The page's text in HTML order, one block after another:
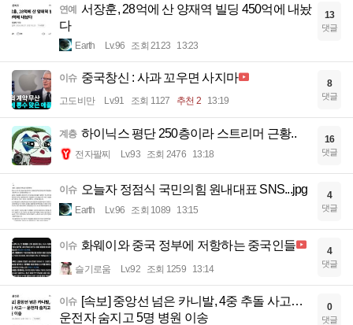
연예 서장훈, 28억에 산 양재역 빌딩 450억에 내놨
다
Earth Lv.96 조회 2123 13:23
13
댓글
이슈 중국창신 : 사과 꼬우면 사지마
고도비만 Lv.91 조회 1127 추천 2 13:19
8
댓글
계층 하이닉스 평단 250층이라 스트리머 근황..
전자팔찌 Lv.93 조회 2476 13:18
16
댓글
이슈 오늘자 정점식 국민의힘 원내대표 SNS...jpg
Earth Lv.96 조회 1089 13:15
4
댓글
이슈 화웨이와 중국 정부에 저항하는 중국인들
슬기로움 Lv.92 조회 1259 13:14
4
댓글
이슈 [속보] 중앙선 넘은 카니발, 4중 추돌 사고…
운전자 숨지고 5명 병원 이송
0
댓글